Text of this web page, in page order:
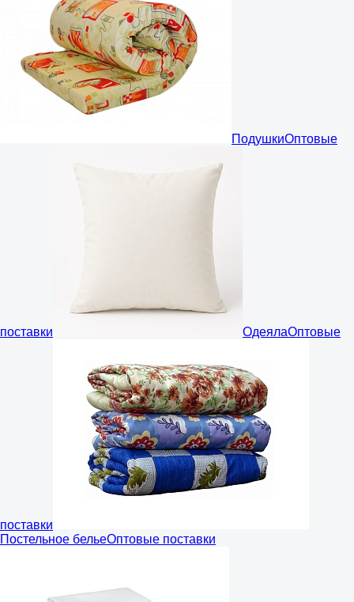
ПодушкиОптовые
поставки ОдеялаОптовые
поставки
Постельное бельеОптовые поставки